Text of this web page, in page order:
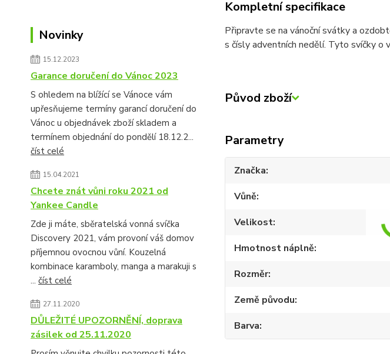
Novinky
15.12.2023
Garance doručení do Vánoc 2023
S ohledem na blížící se Vánoce vám
upřesňujeme termíny garancí doručení do
Vánoc u objednávek zboží skladem a
termínem objednání do pondělí 18.12.2...
číst celé
15.04.2021
Chcete znát vůni roku 2021 od
Yankee Candle
Zde ji máte, sběratelská vonná svíčka
Discovery 2021, vám provoní váš domov
příjemnou ovocnou vůní. Kouzelná
kombinace karamboly, manga a marakuji s
... číst celé
27.11.2020
DŮLEŽITÉ UPOZORNĚNÍ, doprava
zásilek od 25.11.2020
Kompletní specifikace
Připravte se na vánoční svátky a
s čísly adventních nedělí. Tyto svíčky o
Původ zboží
Parametry
Značka
Vůně
Velikost
Hmotnost náplně
Rozměr
Země původu
Barva